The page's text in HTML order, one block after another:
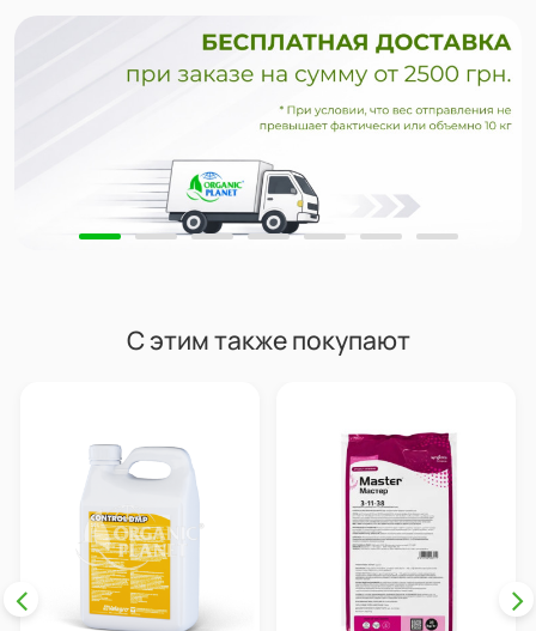
С этим также покупают